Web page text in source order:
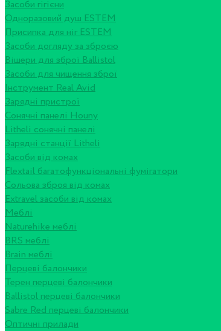
Засоби гігієни
Одноразовий душ ESTEM
Присипка для ніг ESTEM
Засоби догляду за зброєю
Вішери для зброї Ballistol
Засоби для чищення зброї
Інструмент Real Avid
Зарядні пристрої
Сонячні панелі Houny
Litheli сонячні панелі
Зарядні станції Litheli
Засоби від комах
Flextail багатофункціональні фумігатори
Сольова зброя від комах
Extravel засоби від комах
Меблі
Naturehike меблі
BRS меблі
Brain меблі
Перцеві балончики
Терен перцеві балончики
Ballistol перцеві балончики
Sabre Red перцеві балончики
Оптичні прилади